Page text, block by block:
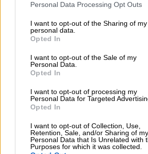
Personal Data Processing Opt Outs
I want to opt-out of the Sharing of my
personal data.
Opted In
I want to opt-out of the Sale of my
Personal Data.
Opted In
I want to opt-out of processing my
Personal Data for Targeted
Opted In
I want to opt-out of Collection, Use,
Retention, Sale, and/or Sharing of my
Personal Data that Is Unrelated with
Purposes for which it was collected.
06.08.2026 - 09:15
Στέλιος Λιανός – INTERAMERICAN /
06.08.2026 - 08:40
ελληνικές τράπεζες «πρωταθλήτριες»
Βαρδινογιάννη- Εξάρχου και ο
05.08.2026
Randy Schekman, Νομπελίστας Ιατρικής:
μπορεί να έχουμε θεραπεία που
Πάρκινσον»